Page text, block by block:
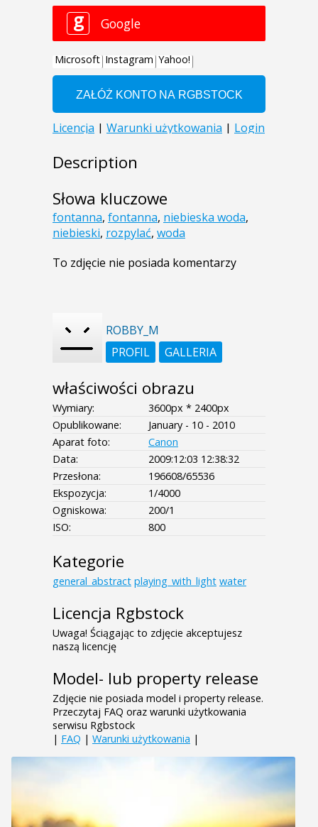
Description
Słowa kluczowe
fontanna, fontanna, niebieska woda,
niebieski, rozpylać, woda
To zdjęcie nie posiada komentarzy
ROBBY_M
PROFIL
GALLERIA
właściwości obrazu
Wymiary:
3600px * 2400px
Opublikowane:
January - 10 - 2010
Aparat foto:
Canon
Data:
2009:12:03 12:38:32
Przesłona:
196608/65536
Ekspozycja:
1/4000
Ogniskowa:
200/1
ISO:
800
Kategorie
general_abstract playing_with_light water
Licencja Rgbstock
Uwaga! Ściągając to zdjęcie akceptujesz
naszą licencję
Model- lub property release
Zdjęcie nie posiada model i property release.
Przeczytaj FAQ oraz warunki użytkowania
serwisu Rgbstock
| FAQ | Warunki użytkowania |